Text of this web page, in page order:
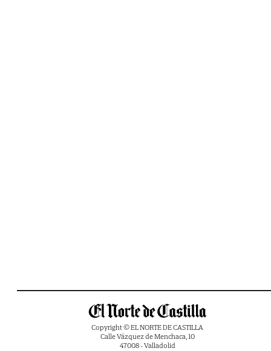
Copyright © EL NORTE DE CASTILLA
Calle Vázquez de Menchaca, 10
47008 - Valladolid